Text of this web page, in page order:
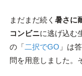
まだまだ続く 暑さに
コンビニに逃げ込む
の「二択でGO 」は
問を用意しました。